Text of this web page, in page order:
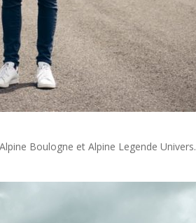
Boulogne et Alpine Legende Univers.